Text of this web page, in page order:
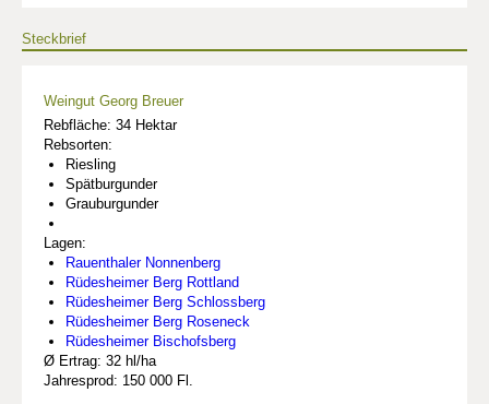
Steckbrief
Weingut Georg Breuer
Rebfläche: 34 Hektar
Rebsorten:
Riesling
Spätburgunder
Grauburgunder
Lagen:
Rauenthaler Nonnenberg
Rüdesheimer Berg Rottland
Rüdesheimer Berg Schlossberg
Rüdesheimer Berg Roseneck
Rüdesheimer Bischofsberg
Ø Ertrag: 32 hl/ha
Jahresprod: 150 000 Fl.